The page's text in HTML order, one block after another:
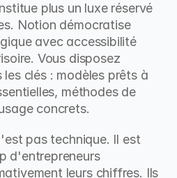
plus un luxe réservé
Notion démocratise
avec accessibilité
Vous disposez
clés : modèles prêts à
méthodes de
concrets.
pas technique. Il est
d'entrepreneurs
leurs chiffres. Ils